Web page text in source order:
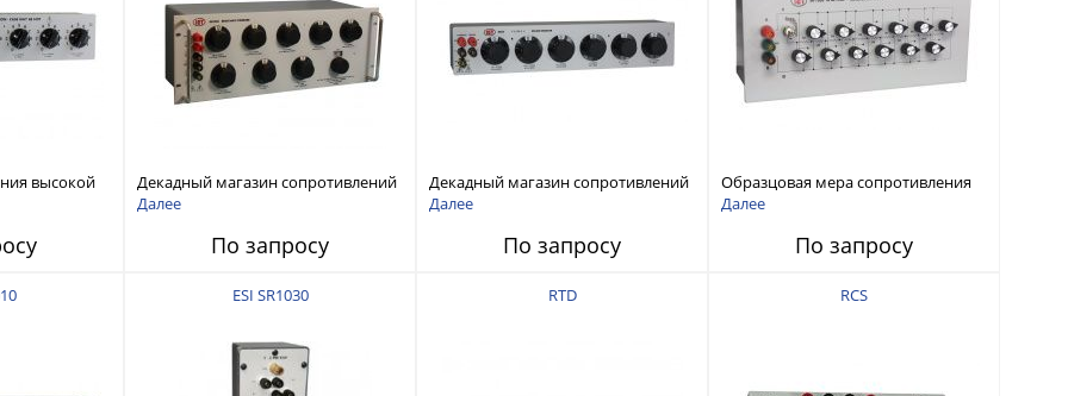
высокой
225 Вт/
Декадный магазин сопротивлений
10 мОм - 1.1 МОм, высокая
Далее
По запросу
Декадный магазин сопротивлений
0,01 Ом - 11,1111 МОм, высокая
Далее
По запросу
Образцовая мера сопротивления
100 кОм - 110 МОм, с шагом 1 МОм
Далее
По запросу
ESI SR1030 RTD RCS